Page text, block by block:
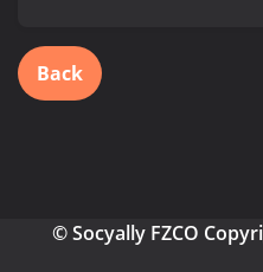
Back
© Socyally FZCO